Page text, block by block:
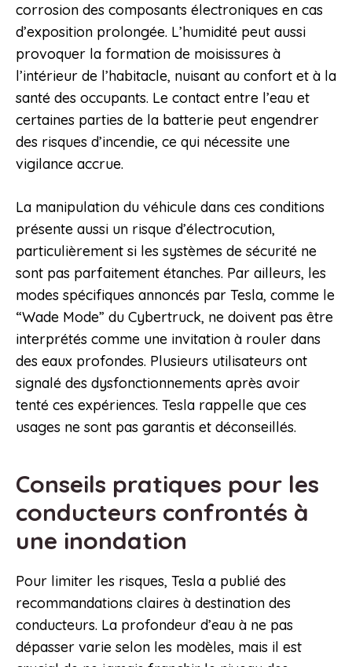
corrosion des composants électroniques en cas
d’exposition prolongée. L’humidité peut aussi
provoquer la formation de moisissures à
l’intérieur de l’habitacle, nuisant au confort et à la
santé des occupants. Le contact entre l’eau et
certaines parties de la batterie peut engendrer
des risques d’incendie, ce qui nécessite une
vigilance accrue.
La manipulation du véhicule dans ces conditions
présente aussi un risque d’électrocution,
particulièrement si les systèmes de sécurité ne
sont pas parfaitement étanches. Par ailleurs, les
modes spécifiques annoncés par Tesla, comme le
“Wade Mode” du Cybertruck, ne doivent pas être
interprétés comme une invitation à rouler dans
des eaux profondes. Plusieurs utilisateurs ont
signalé des dysfonctionnements après avoir
tenté ces expériences. Tesla rappelle que ces
usages ne sont pas garantis et déconseillés.
Conseils pratiques pour les
conducteurs confrontés à
une inondation
Pour limiter les risques, Tesla a publié des
recommandations claires à destination des
conducteurs. La profondeur d’eau à ne pas
dépasser varie selon les modèles, mais il est